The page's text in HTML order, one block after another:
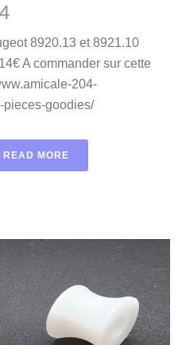
8920.13 et 8921.10
A commander sur cette
204-
pieces-goodies/
READ MORE